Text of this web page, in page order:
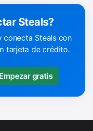
Steals?
conecta Steals con
tarjeta de crédito.
Empezar gratis